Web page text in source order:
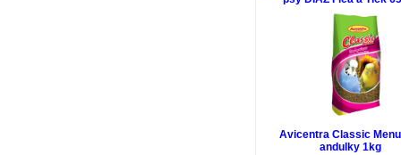
Avicentra Classic
andulky 1kg